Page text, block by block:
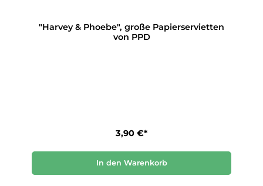
"Harvey & Phoebe", große Papierservietten
von PPD
3,90 €*
In den Warenkorb